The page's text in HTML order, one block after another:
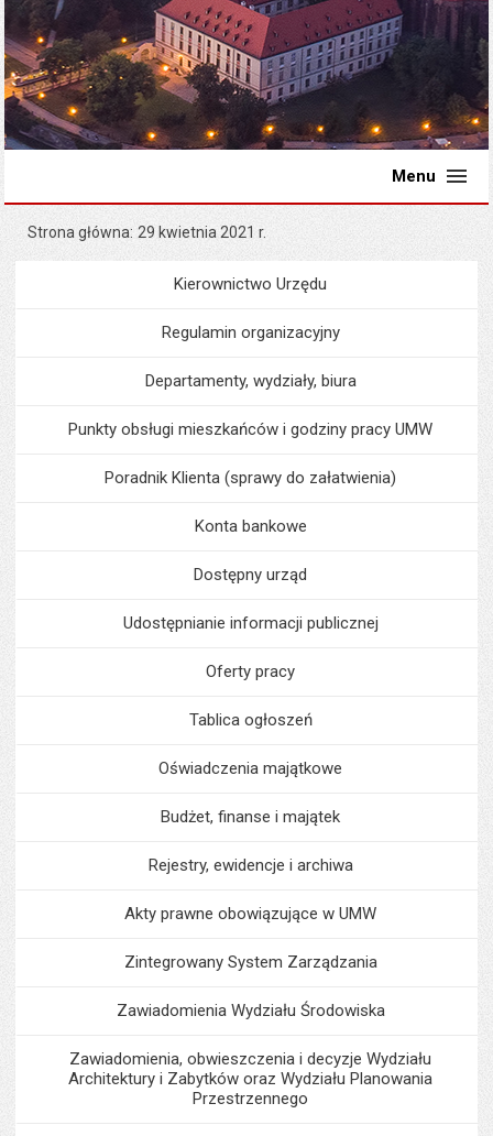
Menu
Strona główna 29 kwietnia 2021 r.
MenuUrząd Miejski
Kierownictwo Urzędu
Regulamin organizacyjny
Departamenty, wydziały, biura
Punkty obsługi mieszkańców i godziny pracy UMW
Poradnik Klienta (sprawy do załatwienia)
Konta bankowe
Dostępny urząd
Udostępnianie informacji publicznej
Oferty pracy
Tablica ogłoszeń
Oświadczenia majątkowe
Budżet, finanse i majątek
Rejestry, ewidencje i archiwa
Akty prawne obowiązujące w UMW
Zintegrowany System Zarządzania
Zawiadomienia Wydziału Środowiska
Zawiadomienia, obwieszczenia i decyzje Wydziału
Architektury i Zabytków oraz Wydziału Planowania
Przestrzennego